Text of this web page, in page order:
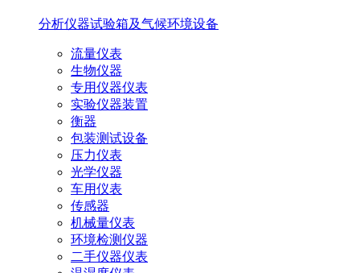
分析仪器试验箱及气候环境设备
流量仪表
生物仪器
专用仪器仪表
实验仪器装置
衡器
包装测试设备
压力仪表
光学仪器
车用仪表
传感器
机械量仪表
环境检测仪器
二手仪器仪表